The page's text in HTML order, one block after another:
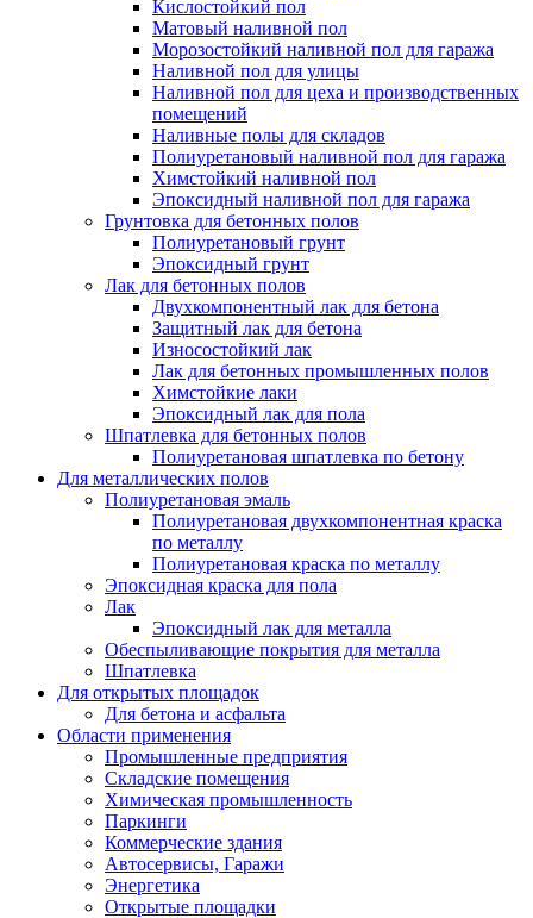
Кислостойкий пол
Матовый наливной пол
Морозостойкий наливной пол для гаража
Наливной пол для улицы
Наливной пол для цеха и производственных
помещений
Наливные полы для складов
Полиуретановый наливной пол для гаража
Химстойкий наливной пол
Эпоксидный наливной пол для гаража
Грунтовка для бетонных полов
Полиуретановый грунт
Эпоксидный грунт
Лак для бетонных полов
Двухкомпонентный лак для бетона
Защитный лак для бетона
Износостойкий лак
Лак для бетонных промышленных полов
Химстойкие лаки
Эпоксидный лак для пола
Шпатлевка для бетонных полов
Полиуретановая шпатлевка по бетону
Для металлических полов
Полиуретановая эмаль
Полиуретановая двухкомпонентная краска
по металлу
Полиуретановая краска по металлу
Эпоксидная краска для пола
Лак
Эпоксидный лак для металла
Обеспыливающие покрытия для металла
Шпатлевка
Для открытых площадок
Для бетона и асфальта
Области применения
Промышленные предприятия
Складские помещения
Химическая промышленность
Паркинги
Коммерческие здания
Автосервисы, Гаражи
Энергетика
Открытые площадки